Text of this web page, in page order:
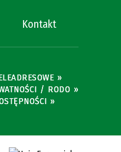
Kontakt
»
/ RODO »
»